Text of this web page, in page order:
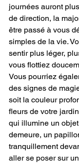
journées auront
de direction, la
être passé à vous
simples de la vie.
sentir plus léger,
vous flottiez
Vous pourriez
des signes de
soit la couleur
fleurs de votre
qui illumine un
demeure, un
tranquillement
aller se poser sur